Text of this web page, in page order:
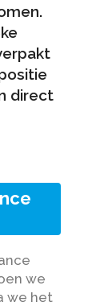
direct
we
we het